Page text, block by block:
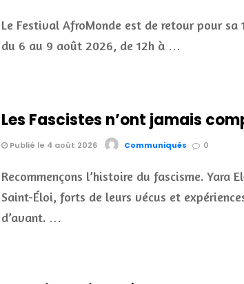
Le Festival AfroMonde est de retour pour sa
du 6 au 9 août 2026, de 12h à …
Les Fascistes n’ont jamais
Publié le 4 août 2026 Communiqués 0
Recommençons l’histoire du fascisme. Yara
Saint-Éloi, forts de leurs vécus et
d’avant. …